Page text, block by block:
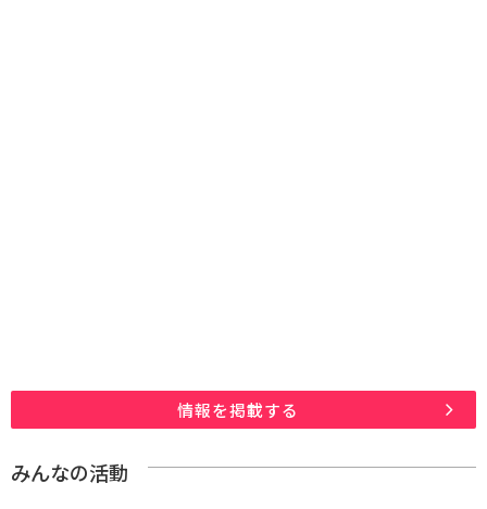
情報を掲載する
みんなの活動